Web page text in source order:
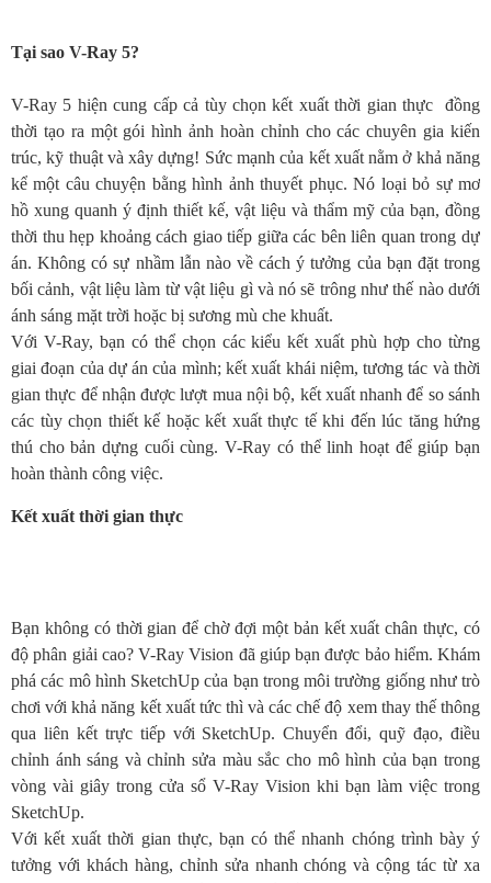
Tại sao V-Ray 5?
V-Ray 5 hiện cung cấp cả tùy chọn kết xuất thời gian thực đồng
thời tạo ra một gói hình ảnh hoàn chỉnh cho các chuyên gia kiến
trúc, kỹ thuật và xây dựng! Sức mạnh của kết xuất nằm ở khả năng
kể một câu chuyện bằng hình ảnh thuyết phục. Nó loại bỏ sự mơ
hồ xung quanh ý định thiết kế, vật liệu và thẩm mỹ của bạn, đồng
thời thu hẹp khoảng cách giao tiếp giữa các bên liên quan trong dự
án. Không có sự nhầm lẫn nào về cách ý tưởng của bạn đặt trong
bối cảnh, vật liệu làm từ vật liệu gì và nó sẽ trông như thế nào dưới
ánh sáng mặt trời hoặc bị sương mù che khuất.
Với V-Ray, bạn có thể chọn các kiểu kết xuất phù hợp cho từng
giai đoạn của dự án của mình; kết xuất khái niệm, tương tác và thời
gian thực để nhận được lượt mua nội bộ, kết xuất nhanh để so sánh
các tùy chọn thiết kế hoặc kết xuất thực tế khi đến lúc tăng hứng
thú cho bản dựng cuối cùng. V-Ray có thể linh hoạt để giúp bạn
hoàn thành công việc.
Kết xuất thời gian thực
Bạn không có thời gian để chờ đợi một bản kết xuất chân thực, có
độ phân giải cao? V-Ray Vision đã giúp bạn được bảo hiểm. Khám
phá các mô hình SketchUp của bạn trong môi trường giống như trò
chơi với khả năng kết xuất tức thì và các chế độ xem thay thế thông
qua liên kết trực tiếp với SketchUp. Chuyển đổi, quỹ đạo, điều
chỉnh ánh sáng và chỉnh sửa màu sắc cho mô hình của bạn trong
vòng vài giây trong cửa sổ V-Ray Vision khi bạn làm việc trong
SketchUp.
Với kết xuất thời gian thực, bạn có thể nhanh chóng trình bày ý
tưởng với khách hàng, chỉnh sửa nhanh chóng và cộng tác từ xa